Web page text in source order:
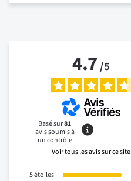
4.7/5
Basé sur81
avis soumis à
un contrôle
Voir tous les avis sur ce site
5étoiles